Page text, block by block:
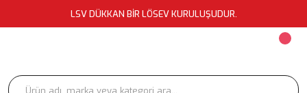
LSV DÜKKAN BİR LÖSEV KURULUŞUDUR.